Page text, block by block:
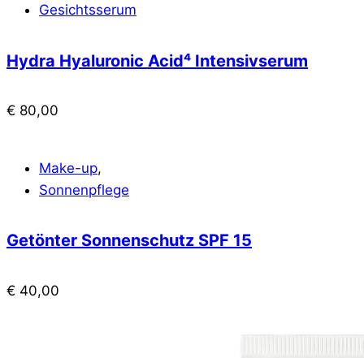
Gesichtsserum
Hydra Hyaluronic Acid⁴ Intensivserum
€ 80,00
Make-up,
Sonnenpflege
Getönter Sonnenschutz SPF 15
€ 40,00